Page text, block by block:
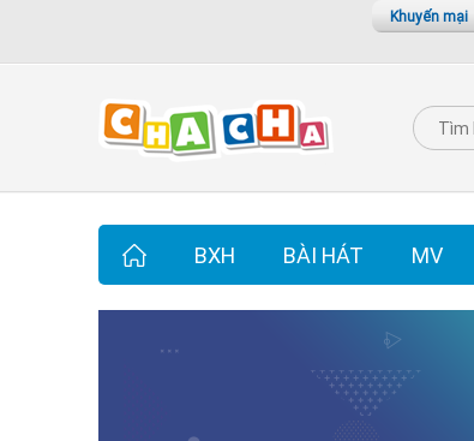
Khuyến mại
BXH BÀI HÁT MV